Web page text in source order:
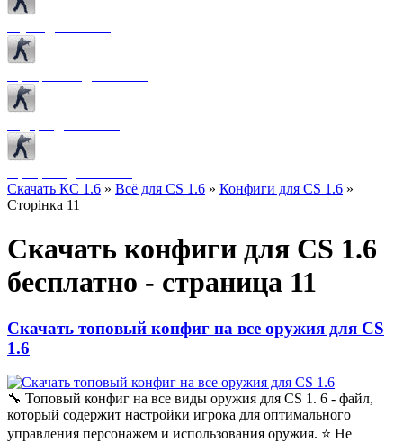
Скачать КС 1.6 » Всё для CS 1.6 » Конфиги для CS 1.6 »
Сторінка 11
Скачать конфиги для CS 1.6
бесплатно - страница 11
Скачать топовый конфиг на все оружия для CS
1.6
🔧 Топовый конфиг на все виды оружия для CS 1. 6 - файл,
который содержит настройки игрока для оптимального
управления персонажем и использования оружия. ⭐️ Не